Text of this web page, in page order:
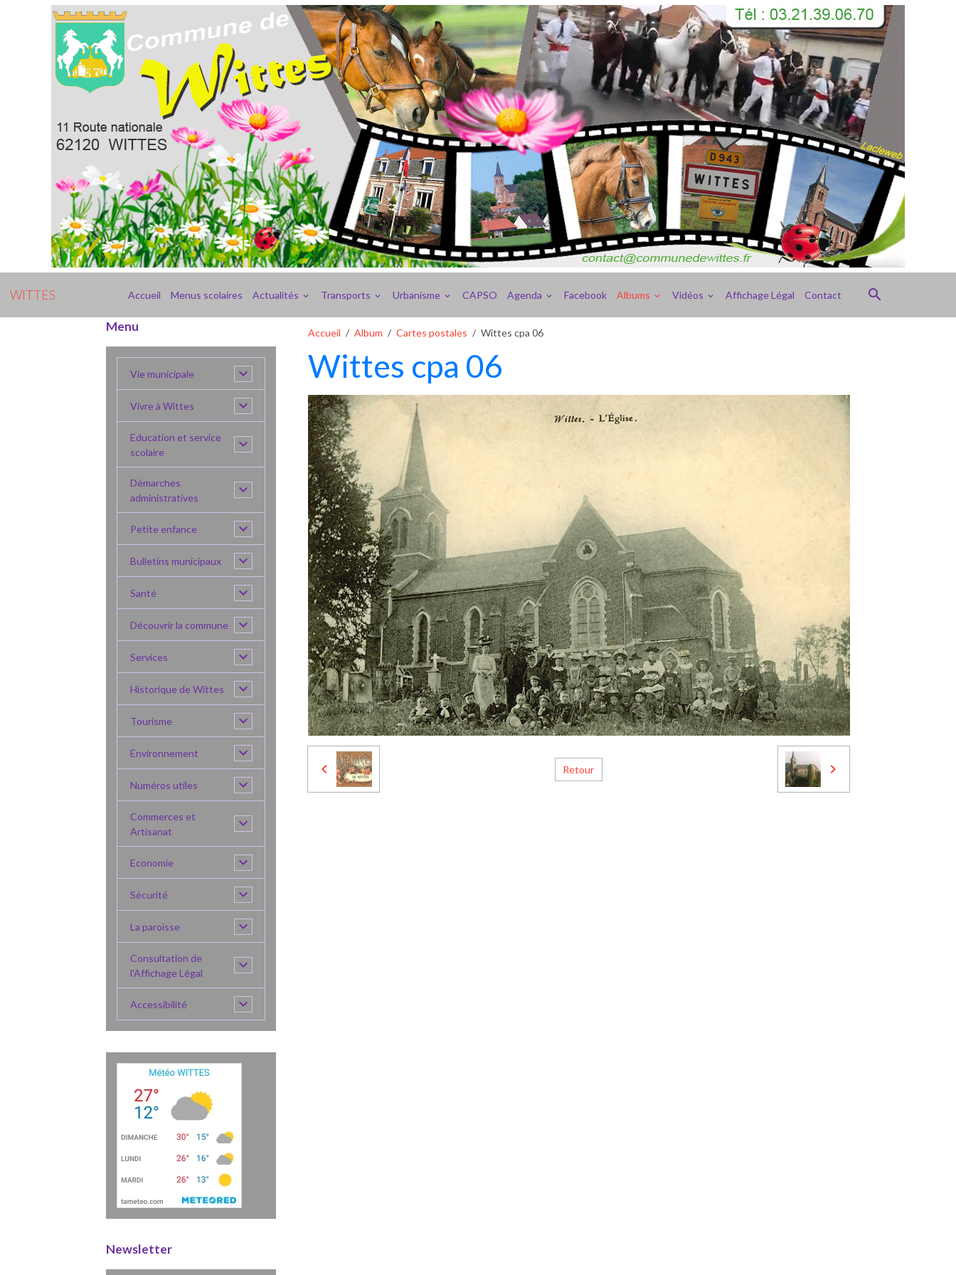
WITTES Accueil Menus scolaires Actualités Transports Urbanisme CAPSO Agenda Facebook Albums Vidéos Affichage Légal Contact
Accueil Album Cartes postales Wittes cpa 06
Wittes cpa 06
Retour
Menu
Vie municipale
Vivre à Wittes
Education et service
scolaire
Démarches
administratives
Petite enfance
Bulletins municipaux
Santé
Découvrir la commune
Services
Historique de Wittes
Tourisme
Environnement
Numéros utiles
Commerces et
Artisanat
Economie
Sécurité
La paroisse
Consultation de
l'Affichage Légal
Accessibilité
Newsletter